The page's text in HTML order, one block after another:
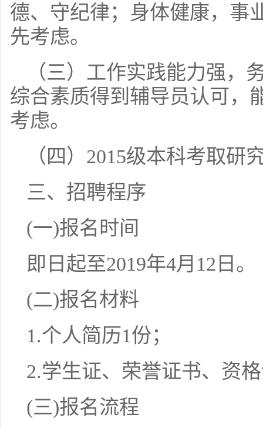
德、守纪律；身体健康，事
先考虑。
（三）工作实践能力强，
综合素质得到辅导员认可，
考虑。
（四）2015级本科考取研
三、招聘程序
(一)报名时间
即日起至2019年4月12日。
(二)报名材料
1.个人简历1份；
2.学生证、荣誉证书、资
(三)报名流程